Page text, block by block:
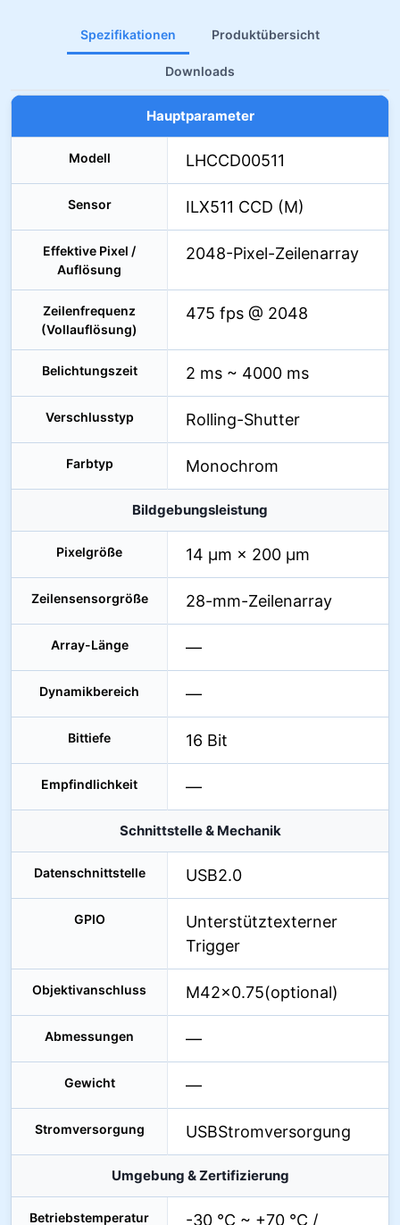
Spezifikationen Produktübersicht
Downloads
Hauptparameter
Modell LHCCD00511
Sensor ILX511 CCD (M)
Effektive Pixel /
Auflösung
2048-Pixel-Zeilenarray
Zeilenfrequenz
(Vollauflösung)
475 fps @ 2048
Belichtungszeit 2 ms ~ 4000 ms
Verschlusstyp Rolling-Shutter
Farbtyp Monochrom
Bildgebungsleistung
Pixelgröße 14 µm × 200 µm
Zeilensensorgröße 28-mm-Zeilenarray
Array-Länge —
Dynamikbereich —
Bittiefe 16 Bit
Empfindlichkeit —
Schnittstelle & Mechanik
Datenschnittstelle USB2.0
GPIO
Unterstütztexterner
Trigger
Objektivanschluss M42×0.75(optional)
Abmessungen —
Gewicht —
Stromversorgung USBStromversorgung
Umgebung & Zertifizierung
Betriebstemperatur -30 °C ~ +70 °C /